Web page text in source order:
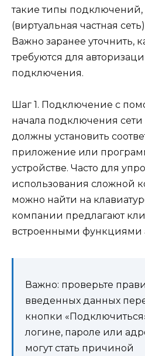
такие типы подключений,
(виртуальная частная
Важно заранее уточнить,
требуются для
подключения.
Шаг 1. Подключение с
начала подключения
должны установить
приложение или
устройстве. Часто для
использования сложной
можно найти на
компании предлагают
встроенными функциями
Важно: проверьте
введенных данных
кнопки
логине, пароле или
могут стать причиной